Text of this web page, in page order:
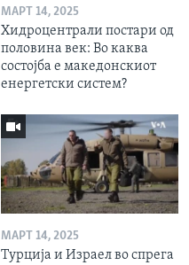
МАРТ 14, 2025
Хидроцентрали постари од
половина век: Во каква
состојба е македонскиот
енергетски систем?
МАРТ 14, 2025
Турција и Израел во спрега